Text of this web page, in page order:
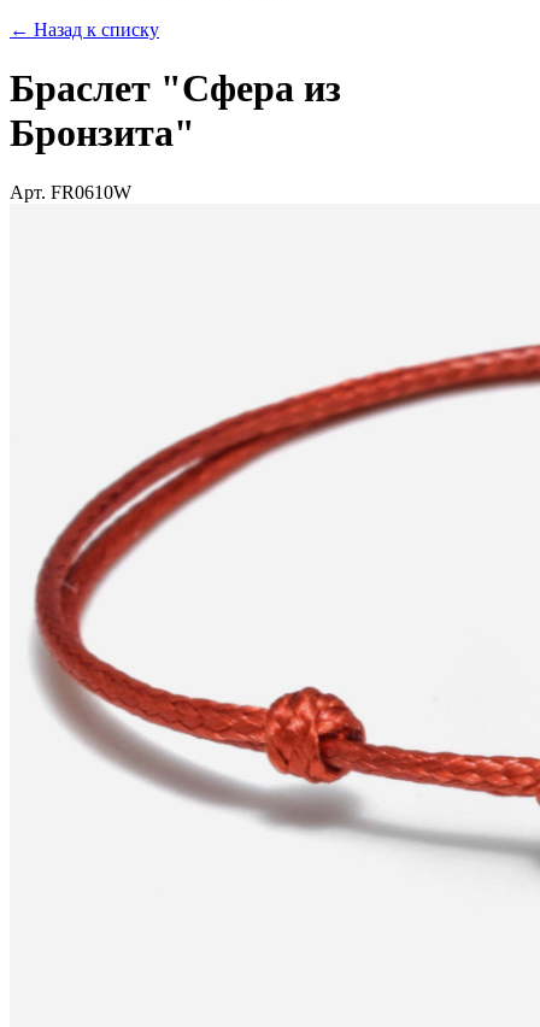
← Назад к списку
Браслет "Сфера из
Бронзита"
Арт. FR0610W